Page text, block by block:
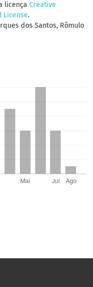
licença Creative
License.
dos Santos, Rômulo